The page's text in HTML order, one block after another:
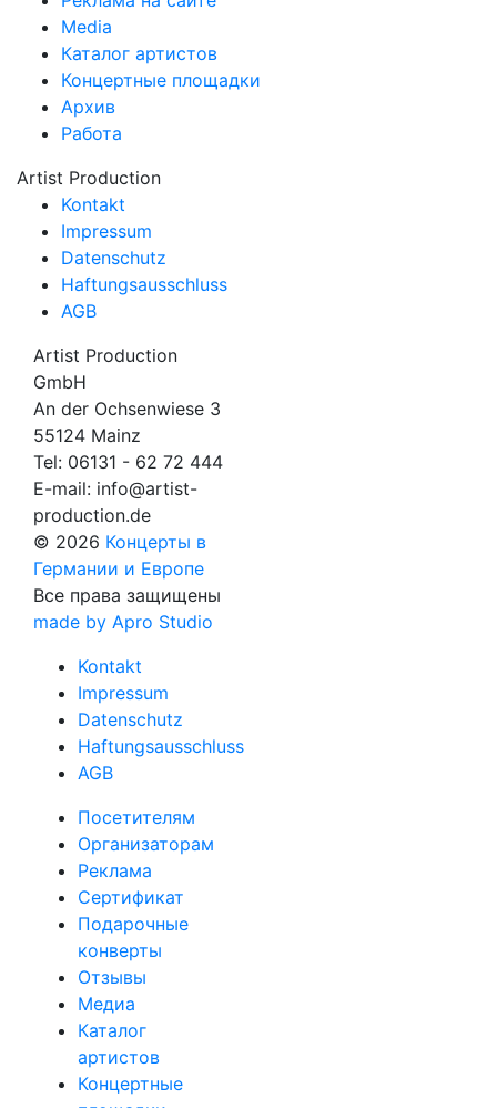
Media
Каталог артистов
Концертные площадки
Архив
Работа
Artist Production
Kontakt
Impressum
Datenschutz
Haftungsausschluss
AGB
Artist Production
GmbH
An der Ochsenwiese 3
55124 Mainz
Tel: 06131 - 62 72 444
E-mail: info@artist-
production.de
© 2026 Концерты в
Германии и Европе
Все права защищены
made by Apro Studio
Kontakt
Impressum
Datenschutz
Haftungsausschluss
AGB
Посетителям
Организаторам
Реклама
Сертификат
Подарочные
конверты
Отзывы
Медиа
Каталог
артистов
Концертные